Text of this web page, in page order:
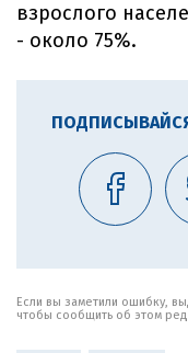
взрослого
- около 75%.
Если вы заметили ошибку,
чтобы сообщить об этом